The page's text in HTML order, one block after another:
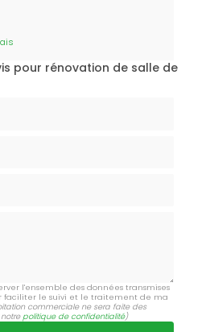
pour rénovation de salle de
l'ensemble des données transmises
faciliter le suivi et le traitement de ma
commerciale ne sera faite des
notrepolitique de confidentialité)